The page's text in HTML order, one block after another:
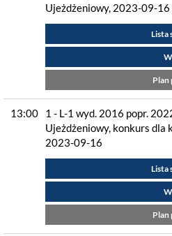
Ujeżdżeniowy, 2023-09-16
Lista
Plan
13:00
1 - L-1 wyd. 2016 popr.
Ujeżdżeniowy, konkurs dla
2023-09-16
Lista
Plan